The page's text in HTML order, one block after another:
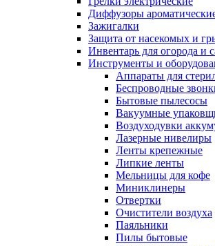
Диффузоры
Зажигалки
Защита от насекомых и
Инвентарь для огорода и
Инструменты и
Аппараты для
Беспроводные
Бытовые пылесосы
Вакуумные
Воздуходувки
Лазерные нивелиры
Ленты крепежные
Липкие ленты
Мельницы для кофе
Миниклинеры
Отвертки
Очистители воздуха
Паяльники
Пилы бытовые